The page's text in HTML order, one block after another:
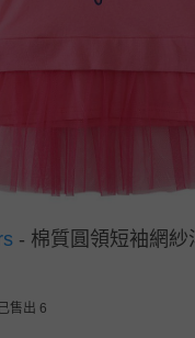
- 棉質圓領短袖網紗
已售出 6